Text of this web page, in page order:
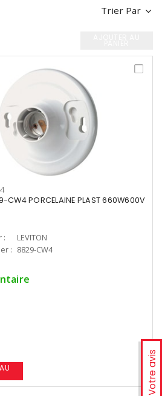
Votre avis
Trier Par
CW4 PORCELAINE PLAST 660W600V
:
LEVITON
: 8829-CW4